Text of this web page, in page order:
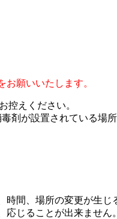
願いいたします。
控えください。
が設置されている場
間、場所の変更が生じ
じることが出来ません。